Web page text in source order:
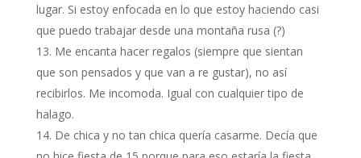
lugar. Si estoy enfocada en lo que estoy haciendo casi
que puedo trabajar desde una montaña rusa (?)
Me encanta hacer regalos (siempre que sientan
que son pensados y que van a re gustar), no así
recibirlos. Me incomoda. Igual con cualquier tipo de
halago.
De chica y no tan chica quería casarme. Decía que